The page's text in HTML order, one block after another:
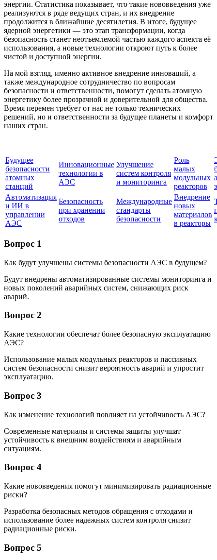
энергии. Статистика показывает, что такие нововведения уже
реализуются в ряде ведущих стран, и их внедрение
продолжится в ближайшие десятилетия. В итоге, будущее
ядерной энергетики — это этап трансформации, когда
безопасность станет неотъемлемой частью каждого аспекта её
использования, а новые технологии откроют путь к более
чистой и доступной энергии.
На мой взгляд, именно активное внедрение инноваций, а
также международное сотрудничество по вопросам
безопасности и ответственности, помогут сделать атомную
энергетику более прозрачной и доверительной для общества.
Время перемен требует от нас не только технических
решений, но и ответственности за будущее планеты и комфорт
наших стран.
Будущее
безопасности
атомных
станций
Инновационные
технологии в
АЭС
Улучшение
систем контроля
и мониторинга
Роль
малых
модульных
реакторов
Автоматизация
и ИИ в
управлении
АЭС
Безопасность
при хранении
отходов
Международные
стандарты
безопасности
Внедрение
новых
материалов
в реакторы
Вопрос 1
Как будут улучшены системы безопасности АЭС в будущем?
Будут внедрены автоматизированные системы мониторинга и
новых поколений аварийных систем, снижающих риск
аварий.
Вопрос 2
Какие технологии обеспечат более безопасную эксплуатацию
АЭС?
Использование малых модульных реакторов и пассивных
систем безопасности снизит вероятность аварий и упростит
эксплуатацию.
Вопрос 3
Как изменение технологий повлияет на устойчивость АЭС?
Современные материалы и системы защиты улучшат
устойчивость к внешним воздействиям и аварийным
ситуациям.
Вопрос 4
Какие нововведения помогут минимизировать радиационные
риски?
Разработка безопасных методов обращения с отходами и
использование более надежных систем контроля снизит
радиационные риски.
Вопрос 5